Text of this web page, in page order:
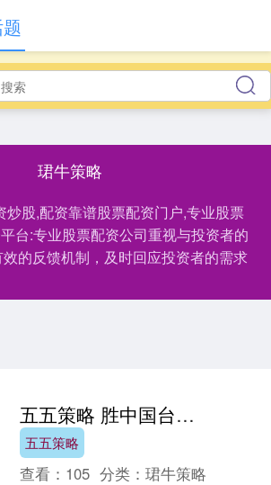
珺牛策略
炒股,配资靠谱股票配资门户,专业股票
台:专业股票配资公司重视与投资者的
的反馈机制，及时回应投资者的需求
五五策略 胜中国台北发布会！郭士强直指团队赞陈盈骏表现，赵继伟大谈血性
五五策略
查看： 105 分类：珺牛策略